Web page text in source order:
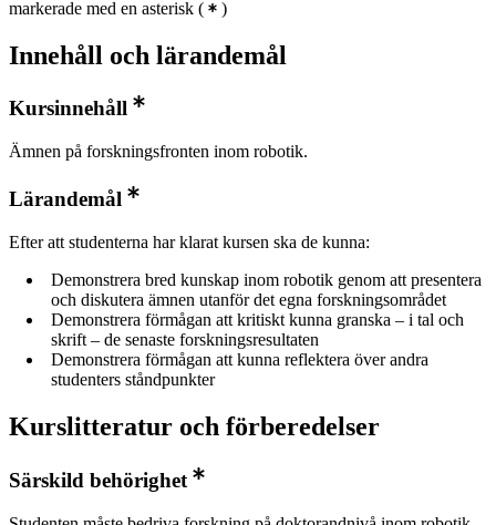
markerade med en asterisk ( )
Innehåll och lärandemål
Kursinnehåll
Ämnen på forskningsfronten inom robotik.
Lärandemål
Efter att studenterna har klarat kursen ska de kunna:
Demonstrera bred kunskap inom robotik genom att presentera
och diskutera ämnen utanför det egna forskningsområdet
Demonstrera förmågan att kritiskt kunna granska – i tal och
skrift – de senaste forskningsresultaten
Demonstrera förmågan att kunna reflektera över andra
studenters ståndpunkter
Kurslitteratur och förberedelser
Särskild behörighet